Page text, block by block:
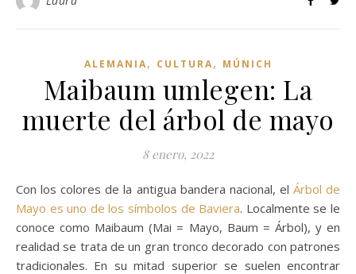
ALEMANIA, CULTURA, MÚNICH
Maibaum umlegen: La
muerte del árbol de mayo
8 enero, 2022
Con los colores de la antigua bandera nacional, el Árbol de
Mayo es uno de los símbolos de Baviera. Localmente se le
conoce como Maibaum (Mai = Mayo, Baum = Árbol), y en
realidad se trata de un gran tronco decorado con patrones
tradicionales. En su mitad superior se suelen encontrar